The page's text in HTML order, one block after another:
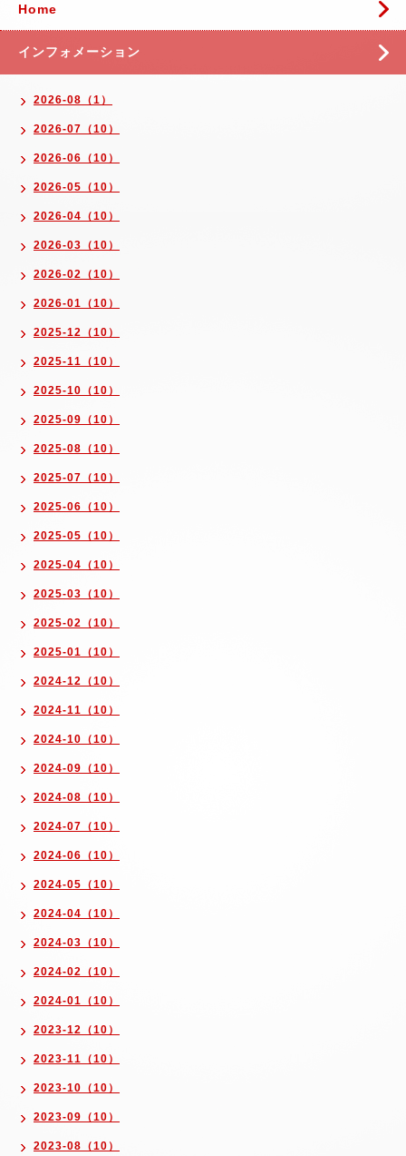
Home
インフォメーション
2026-08（1）
2026-07（10）
2026-06（10）
2026-05（10）
2026-04（10）
2026-03（10）
2026-02（10）
2026-01（10）
2025-12（10）
2025-11（10）
2025-10（10）
2025-09（10）
2025-08（10）
2025-07（10）
2025-06（10）
2025-05（10）
2025-04（10）
2025-03（10）
2025-02（10）
2025-01（10）
2024-12（10）
2024-11（10）
2024-10（10）
2024-09（10）
2024-08（10）
2024-07（10）
2024-06（10）
2024-05（10）
2024-04（10）
2024-03（10）
2024-02（10）
2024-01（10）
2023-12（10）
2023-11（10）
2023-10（10）
2023-09（10）
2023-08（10）